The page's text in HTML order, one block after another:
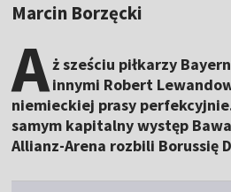
Marcin Borzęcki
Aż sześciu piłkarzy
innymi Robert
niemieckiej prasy
samym kapitalny występ
Allianz-Arena rozbili Borussię